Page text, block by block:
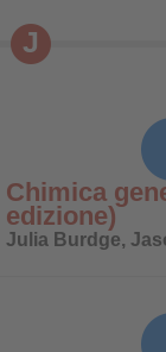
J
Chimica
edizione)
Julia Burdge,